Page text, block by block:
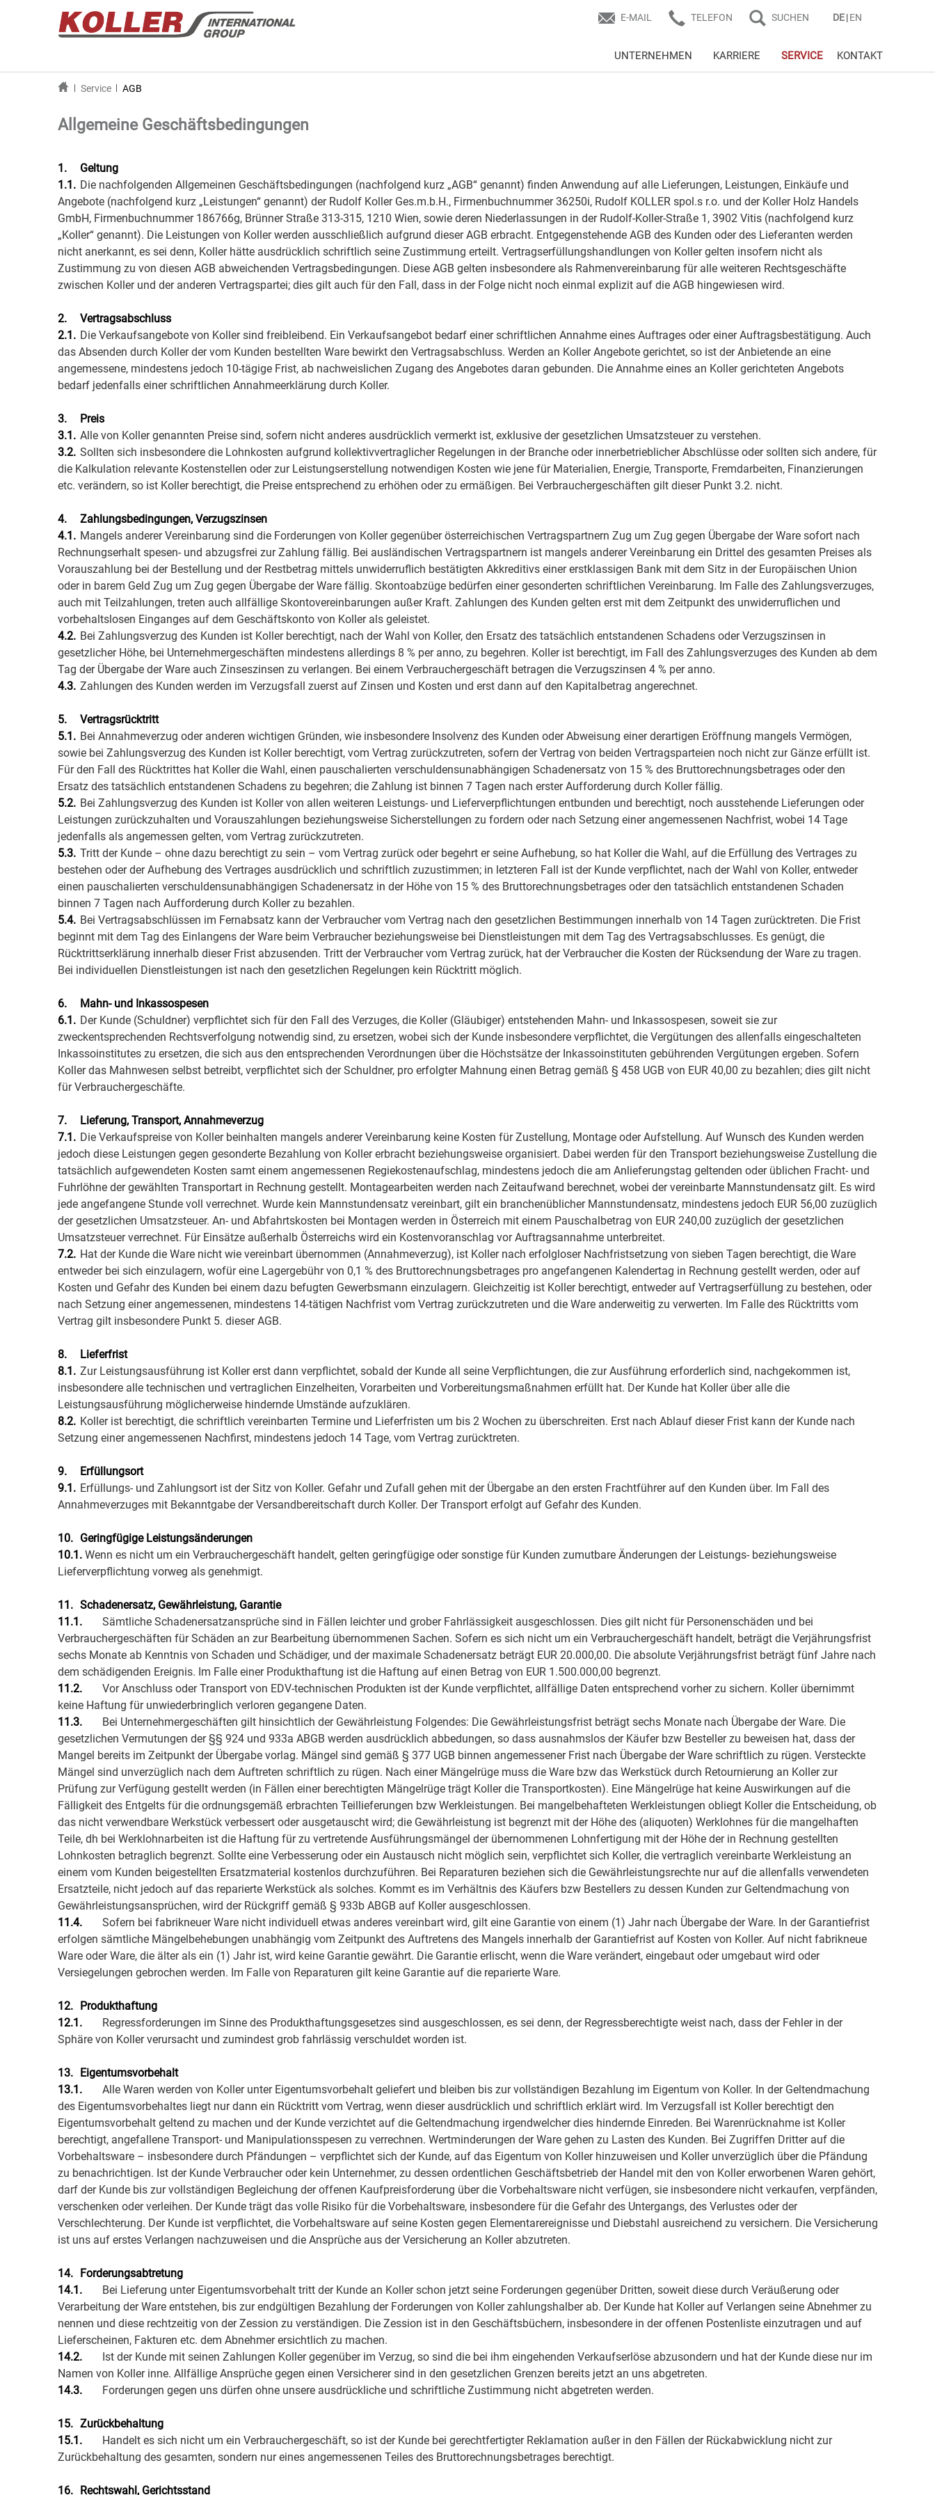
E-MAIL TELEFON SUCHEN DE EN
UNTERNEHMEN KARRIERE SERVICE KONTAKT
Service AGB
Allgemeine Geschäftsbedingungen
1.
Geltung
1.1. Die nachfolgenden Allgemeinen Geschäftsbedingungen (nachfolgend kurz „AGB“ genannt) finden Anwendung auf alle Lieferungen, Leistungen, Einkäufe und
Angebote (nachfolgend kurz „Leistungen“ genannt) der Rudolf Koller Ges.m.b.H., Firmenbuchnummer 36250i, Rudolf KOLLER spol.s r.o. und der Koller Holz Handels
GmbH, Firmenbuchnummer 186766g, Brünner Straße 313-315, 1210 Wien, sowie deren Niederlassungen in der Rudolf-Koller-Straße 1, 3902 Vitis (nachfolgend kurz
„Koller“ genannt). Die Leistungen von Koller werden ausschließlich aufgrund dieser AGB erbracht. Entgegenstehende AGB des Kunden oder des Lieferanten werden
nicht anerkannt, es sei denn, Koller hätte ausdrücklich schriftlich seine Zustimmung erteilt. Vertragserfüllungshandlungen von Koller gelten insofern nicht als
Zustimmung zu von diesen AGB abweichenden Vertragsbedingungen. Diese AGB gelten insbesondere als Rahmenvereinbarung für alle weiteren Rechtsgeschäfte
zwischen Koller und der anderen Vertragspartei; dies gilt auch für den Fall, dass in der Folge nicht noch einmal explizit auf die AGB hingewiesen wird.
2.
Vertragsabschluss
2.1. Die Verkaufsangebote von Koller sind freibleibend. Ein Verkaufsangebot bedarf einer schriftlichen Annahme eines Auftrages oder einer Auftragsbestätigung. Auch
das Absenden durch Koller der vom Kunden bestellten Ware bewirkt den Vertragsabschluss. Werden an Koller Angebote gerichtet, so ist der Anbietende an eine
angemessene, mindestens jedoch 10-tägige Frist, ab nachweislichen Zugang des Angebotes daran gebunden. Die Annahme eines an Koller gerichteten Angebots
bedarf jedenfalls einer schriftlichen Annahmeerklärung durch Koller.
3.
Preis
3.1. Alle von Koller genannten Preise sind, sofern nicht anderes ausdrücklich vermerkt ist, exklusive der gesetzlichen Umsatzsteuer zu verstehen.
3.2. Sollten sich insbesondere die Lohnkosten aufgrund kollektivvertraglicher Regelungen in der Branche oder innerbetrieblicher Abschlüsse oder sollten sich andere, für
die Kalkulation relevante Kostenstellen oder zur Leistungserstellung notwendigen Kosten wie jene für Materialien, Energie, Transporte, Fremdarbeiten, Finanzierungen
etc. verändern, so ist Koller berechtigt, die Preise entsprechend zu erhöhen oder zu ermäßigen. Bei Verbrauchergeschäften gilt dieser Punkt 3.2. nicht.
4.
Zahlungsbedingungen, Verzugszinsen
4.1. Mangels anderer Vereinbarung sind die Forderungen von Koller gegenüber österreichischen Vertragspartnern Zug um Zug gegen Übergabe der Ware sofort nach
Rechnungserhalt spesen- und abzugsfrei zur Zahlung fällig. Bei ausländischen Vertragspartnern ist mangels anderer Vereinbarung ein Drittel des gesamten Preises als
Vorauszahlung bei der Bestellung und der Restbetrag mittels unwiderruflich bestätigten Akkreditivs einer erstklassigen Bank mit dem Sitz in der Europäischen Union
oder in barem Geld Zug um Zug gegen Übergabe der Ware fällig. Skontoabzüge bedürfen einer gesonderten schriftlichen Vereinbarung. Im Falle des Zahlungsverzuges,
auch mit Teilzahlungen, treten auch allfällige Skontovereinbarungen außer Kraft. Zahlungen des Kunden gelten erst mit dem Zeitpunkt des unwiderruflichen und
vorbehaltslosen Einganges auf dem Geschäftskonto von Koller als geleistet.
4.2. Bei Zahlungsverzug des Kunden ist Koller berechtigt, nach der Wahl von Koller, den Ersatz des tatsächlich entstandenen Schadens oder Verzugszinsen in
gesetzlicher Höhe, bei Unternehmergeschäften mindestens allerdings 8 % per anno, zu begehren. Koller ist berechtigt, im Fall des Zahlungsverzuges des Kunden ab dem
Tag der Übergabe der Ware auch Zinseszinsen zu verlangen. Bei einem Verbrauchergeschäft betragen die Verzugszinsen 4 % per anno.
4.3. Zahlungen des Kunden werden im Verzugsfall zuerst auf Zinsen und Kosten und erst dann auf den Kapitalbetrag angerechnet.
5.
Vertragsrücktritt
5.1. Bei Annahmeverzug oder anderen wichtigen Gründen, wie insbesondere Insolvenz des Kunden oder Abweisung einer derartigen Eröffnung mangels Vermögen,
sowie bei Zahlungsverzug des Kunden ist Koller berechtigt, vom Vertrag zurückzutreten, sofern der Vertrag von beiden Vertragsparteien noch nicht zur Gänze erfüllt ist.
Für den Fall des Rücktrittes hat Koller die Wahl, einen pauschalierten verschuldensunabhängigen Schadenersatz von 15 % des Bruttorechnungsbetrages oder den
Ersatz des tatsächlich entstandenen Schadens zu begehren; die Zahlung ist binnen 7 Tagen nach erster Aufforderung durch Koller fällig.
5.2. Bei Zahlungsverzug des Kunden ist Koller von allen weiteren Leistungs- und Lieferverpflichtungen entbunden und berechtigt, noch ausstehende Lieferungen oder
Leistungen zurückzuhalten und Vorauszahlungen beziehungsweise Sicherstellungen zu fordern oder nach Setzung einer angemessenen Nachfrist, wobei 14 Tage
jedenfalls als angemessen gelten, vom Vertrag zurückzutreten.
5.3. Tritt der Kunde – ohne dazu berechtigt zu sein – vom Vertrag zurück oder begehrt er seine Aufhebung, so hat Koller die Wahl, auf die Erfüllung des Vertrages zu
bestehen oder der Aufhebung des Vertrages ausdrücklich und schriftlich zuzustimmen; in letzteren Fall ist der Kunde verpflichtet, nach der Wahl von Koller, entweder
einen pauschalierten verschuldensunabhängigen Schadenersatz in der Höhe von 15 % des Bruttorechnungsbetrages oder den tatsächlich entstandenen Schaden
binnen 7 Tagen nach Aufforderung durch Koller zu bezahlen.
5.4. Bei Vertragsabschlüssen im Fernabsatz kann der Verbraucher vom Vertrag nach den gesetzlichen Bestimmungen innerhalb von 14 Tagen zurücktreten. Die Frist
beginnt mit dem Tag des Einlangens der Ware beim Verbraucher beziehungsweise bei Dienstleistungen mit dem Tag des Vertragsabschlusses. Es genügt, die
Rücktrittserklärung innerhalb dieser Frist abzusenden. Tritt der Verbraucher vom Vertrag zurück, hat der Verbraucher die Kosten der Rücksendung der Ware zu tragen.
Bei individuellen Dienstleistungen ist nach den gesetzlichen Regelungen kein Rücktritt möglich.
6.
Mahn- und Inkassospesen
6.1. Der Kunde (Schuldner) verpflichtet sich für den Fall des Verzuges, die Koller (Gläubiger) entstehenden Mahn- und Inkassospesen, soweit sie zur
zweckentsprechenden Rechtsverfolgung notwendig sind, zu ersetzen, wobei sich der Kunde insbesondere verpflichtet, die Vergütungen des allenfalls eingeschalteten
Inkassoinstitutes zu ersetzen, die sich aus den entsprechenden Verordnungen über die Höchstsätze der Inkassoinstituten gebührenden Vergütungen ergeben. Sofern
Koller das Mahnwesen selbst betreibt, verpflichtet sich der Schuldner, pro erfolgter Mahnung einen Betrag gemäß § 458 UGB von EUR 40,00 zu bezahlen; dies gilt nicht
für Verbrauchergeschäfte.
7.
Lieferung, Transport, Annahmeverzug
7.1. Die Verkaufspreise von Koller beinhalten mangels anderer Vereinbarung keine Kosten für Zustellung, Montage oder Aufstellung. Auf Wunsch des Kunden werden
jedoch diese Leistungen gegen gesonderte Bezahlung von Koller erbracht beziehungsweise organisiert. Dabei werden für den Transport beziehungsweise Zustellung die
tatsächlich aufgewendeten Kosten samt einem angemessenen Regiekostenaufschlag, mindestens jedoch die am Anlieferungstag geltenden oder üblichen Fracht- und
Fuhrlöhne der gewählten Transportart in Rechnung gestellt. Montagearbeiten werden nach Zeitaufwand berechnet, wobei der vereinbarte Mannstundensatz gilt. Es wird
jede angefangene Stunde voll verrechnet. Wurde kein Mannstundensatz vereinbart, gilt ein branchenüblicher Mannstundensatz, mindestens jedoch EUR 56,00 zuzüglich
der gesetzlichen Umsatzsteuer. An- und Abfahrtskosten bei Montagen werden in Österreich mit einem Pauschalbetrag von EUR 240,00 zuzüglich der gesetzlichen
Umsatzsteuer verrechnet. Für Einsätze außerhalb Österreichs wird ein Kostenvoranschlag vor Auftragsannahme unterbreitet.
7.2. Hat der Kunde die Ware nicht wie vereinbart übernommen (Annahmeverzug), ist Koller nach erfolgloser Nachfristsetzung von sieben Tagen berechtigt, die Ware
entweder bei sich einzulagern, wofür eine Lagergebühr von 0,1 % des Bruttorechnungsbetrages pro angefangenen Kalendertag in Rechnung gestellt werden, oder auf
Kosten und Gefahr des Kunden bei einem dazu befugten Gewerbsmann einzulagern. Gleichzeitig ist Koller berechtigt, entweder auf Vertragserfüllung zu bestehen, oder
nach Setzung einer angemessenen, mindestens 14-tätigen Nachfrist vom Vertrag zurückzutreten und die Ware anderweitig zu verwerten. Im Falle des Rücktritts vom
Vertrag gilt insbesondere Punkt 5. dieser AGB.
8.
Lieferfrist
8.1. Zur Leistungsausführung ist Koller erst dann verpflichtet, sobald der Kunde all seine Verpflichtungen, die zur Ausführung erforderlich sind, nachgekommen ist,
insbesondere alle technischen und vertraglichen Einzelheiten, Vorarbeiten und Vorbereitungsmaßnahmen erfüllt hat. Der Kunde hat Koller über alle die
Leistungsausführung möglicherweise hindernde Umstände aufzuklären.
8.2. Koller ist berechtigt, die schriftlich vereinbarten Termine und Lieferfristen um bis 2 Wochen zu überschreiten. Erst nach Ablauf dieser Frist kann der Kunde nach
Setzung einer angemessenen Nachfirst, mindestens jedoch 14 Tage, vom Vertrag zurücktreten.
9.
Erfüllungsort
9.1. Erfüllungs- und Zahlungsort ist der Sitz von Koller. Gefahr und Zufall gehen mit der Übergabe an den ersten Frachtführer auf den Kunden über. Im Fall des
Annahmeverzuges mit Bekanntgabe der Versandbereitschaft durch Koller. Der Transport erfolgt auf Gefahr des Kunden.
10.
Geringfügige Leistungsänderungen
10.1. Wenn es nicht um ein Verbrauchergeschäft handelt, gelten geringfügige oder sonstige für Kunden zumutbare Änderungen der Leistungs- beziehungsweise
Lieferverpflichtung vorweg als genehmigt.
11. Schadenersatz, Gewährleistung, Garantie
11.1.
Sämtliche Schadenersatzansprüche sind in Fällen leichter und grober Fahrlässigkeit ausgeschlossen. Dies gilt nicht für Personenschäden und bei
Verbrauchergeschäften für Schäden an zur Bearbeitung übernommenen Sachen. Sofern es sich nicht um ein Verbrauchergeschäft handelt, beträgt die Verjährungsfrist
sechs Monate ab Kenntnis von Schaden und Schädiger, und der maximale Schadenersatz beträgt EUR 20.000,00. Die absolute Verjährungsfrist beträgt fünf Jahre nach
dem schädigenden Ereignis. Im Falle einer Produkthaftung ist die Haftung auf einen Betrag von EUR 1.500.000,00 begrenzt.
11.2.
Vor Anschluss oder Transport von EDV-technischen Produkten ist der Kunde verpflichtet, allfällige Daten entsprechend vorher zu sichern. Koller übernimmt
keine Haftung für unwiederbringlich verloren gegangene Daten.
11.3.
Bei Unternehmergeschäften gilt hinsichtlich der Gewährleistung Folgendes: Die Gewährleistungsfrist beträgt sechs Monate nach Übergabe der Ware. Die
gesetzlichen Vermutungen der §§ 924 und 933a ABGB werden ausdrücklich abbedungen, so dass ausnahmslos der Käufer bzw Besteller zu beweisen hat, dass der
Mangel bereits im Zeitpunkt der Übergabe vorlag. Mängel sind gemäß § 377 UGB binnen angemessener Frist nach Übergabe der Ware schriftlich zu rügen. Versteckte
Mängel sind unverzüglich nach dem Auftreten schriftlich zu rügen. Nach einer Mängelrüge muss die Ware bzw das Werkstück durch Retournierung an Koller zur
Prüfung zur Verfügung gestellt werden (in Fällen einer berechtigten Mängelrüge trägt Koller die Transportkosten). Eine Mängelrüge hat keine Auswirkungen auf die
Fälligkeit des Entgelts für die ordnungsgemäß erbrachten Teillieferungen bzw Werkleistungen. Bei mangelbehafteten Werkleistungen obliegt Koller die Entscheidung, ob
das nicht verwendbare Werkstück verbessert oder ausgetauscht wird; die Gewährleistung ist begrenzt mit der Höhe des (aliquoten) Werklohnes für die mangelhaften
Teile, dh bei Werklohnarbeiten ist die Haftung für zu vertretende Ausführungsmängel der übernommenen Lohnfertigung mit der Höhe der in Rechnung gestellten
Lohnkosten betraglich begrenzt. Sollte eine Verbesserung oder ein Austausch nicht möglich sein, verpflichtet sich Koller, die vertraglich vereinbarte Werkleistung an
einem vom Kunden beigestellten Ersatzmaterial kostenlos durchzuführen. Bei Reparaturen beziehen sich die Gewährleistungsrechte nur auf die allenfalls verwendeten
Ersatzteile, nicht jedoch auf das reparierte Werkstück als solches. Kommt es im Verhältnis des Käufers bzw Bestellers zu dessen Kunden zur Geltendmachung von
Gewährleistungsansprüchen, wird der Rückgriff gemäß § 933b ABGB auf Koller ausgeschlossen.
11.4.
Sofern bei fabrikneuer Ware nicht individuell etwas anderes vereinbart wird, gilt eine Garantie von einem (1) Jahr nach Übergabe der Ware. In der Garantiefrist
erfolgen sämtliche Mängelbehebungen unabhängig vom Zeitpunkt des Auftretens des Mangels innerhalb der Garantiefrist auf Kosten von Koller. Auf nicht fabrikneue
Ware oder Ware, die älter als ein (1) Jahr ist, wird keine Garantie gewährt. Die Garantie erlischt, wenn die Ware verändert, eingebaut oder umgebaut wird oder
Versiegelungen gebrochen werden. Im Falle von Reparaturen gilt keine Garantie auf die reparierte Ware.
12.
Produkthaftung
12.1.
Regressforderungen im Sinne des Produkthaftungsgesetzes sind ausgeschlossen, es sei denn, der Regressberechtigte weist nach, dass der Fehler in der
Sphäre von Koller verursacht und zumindest grob fahrlässig verschuldet worden ist.
13.
Eigentumsvorbehalt
13.1.
Alle Waren werden von Koller unter Eigentumsvorbehalt geliefert und bleiben bis zur vollständigen Bezahlung im Eigentum von Koller. In der Geltendmachung
des Eigentumsvorbehaltes liegt nur dann ein Rücktritt vom Vertrag, wenn dieser ausdrücklich und schriftlich erklärt wird. Im Verzugsfall ist Koller berechtigt den
Eigentumsvorbehalt geltend zu machen und der Kunde verzichtet auf die Geltendmachung irgendwelcher dies hindernde Einreden. Bei Warenrücknahme ist Koller
berechtigt, angefallene Transport- und Manipulationsspesen zu verrechnen. Wertminderungen der Ware gehen zu Lasten des Kunden. Bei Zugriffen Dritter auf die
Vorbehaltsware – insbesondere durch Pfändungen – verpflichtet sich der Kunde, auf das Eigentum von Koller hinzuweisen und Koller unverzüglich über die Pfändung
zu benachrichtigen. Ist der Kunde Verbraucher oder kein Unternehmer, zu dessen ordentlichen Geschäftsbetrieb der Handel mit den von Koller erworbenen Waren gehört,
darf der Kunde bis zur vollständigen Begleichung der offenen Kaufpreisforderung über die Vorbehaltsware nicht verfügen, sie insbesondere nicht verkaufen, verpfänden,
verschenken oder verleihen. Der Kunde trägt das volle Risiko für die Vorbehaltsware, insbesondere für die Gefahr des Untergangs, des Verlustes oder der
Verschlechterung. Der Kunde ist verpflichtet, die Vorbehaltsware auf seine Kosten gegen Elementarereignisse und Diebstahl ausreichend zu versichern. Die Versicherung
ist uns auf erstes Verlangen nachzuweisen und die Ansprüche aus der Versicherung an Koller abzutreten.
14.
Forderungsabtretung
14.1.
Bei Lieferung unter Eigentumsvorbehalt tritt der Kunde an Koller schon jetzt seine Forderungen gegenüber Dritten, soweit diese durch Veräußerung oder
Verarbeitung der Ware entstehen, bis zur endgültigen Bezahlung der Forderungen von Koller zahlungshalber ab. Der Kunde hat Koller auf Verlangen seine Abnehmer zu
nennen und diese rechtzeitig von der Zession zu verständigen. Die Zession ist in den Geschäftsbüchern, insbesondere in der offenen Postenliste einzutragen und auf
Lieferscheinen, Fakturen etc. dem Abnehmer ersichtlich zu machen.
14.2.
Ist der Kunde mit seinen Zahlungen Koller gegenüber im Verzug, so sind die bei ihm eingehenden Verkaufserlöse abzusondern und hat der Kunde diese nur im
Namen von Koller inne. Allfällige Ansprüche gegen einen Versicherer sind in den gesetzlichen Grenzen bereits jetzt an uns abgetreten.
14.3.
Forderungen gegen uns dürfen ohne unsere ausdrückliche und schriftliche Zustimmung nicht abgetreten werden.
15. Zurückbehaltung
15.1.
Handelt es sich nicht um ein Verbrauchergeschäft, so ist der Kunde bei gerechtfertigter Reklamation außer in den Fällen der Rückabwicklung nicht zur
Zurückbehaltung des gesamten, sondern nur eines angemessenen Teiles des Bruttorechnungsbetrages berechtigt.
16. Rechtswahl, Gerichtsstand